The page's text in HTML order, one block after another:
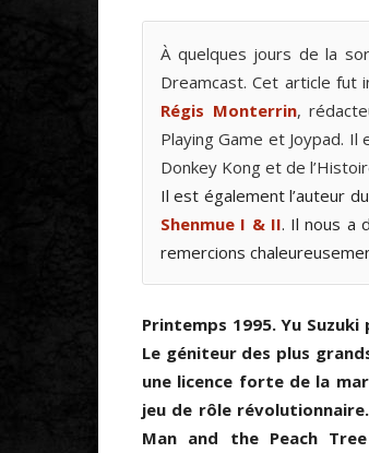
À quelques jours de la
Dreamcast. Cet article fut
Régis Monterrin,
Playing Game et Joypad.
Donkey Kong et de
Il est également l’auteur
Shenmue I & II. Il nous a
remercions
Printemps 1995. Yu
Le géniteur des plus
une licence forte de la
jeu de rôle
Man and the Peach